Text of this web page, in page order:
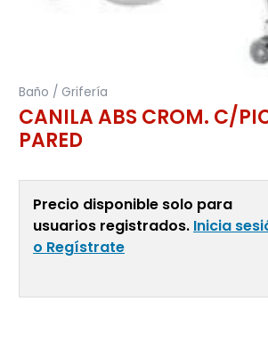
Baño / Grifería
CANILA ABS CROM. C/
PARED
Precio disponible solo para
usuarios registrados. Inicia
o Regístrate